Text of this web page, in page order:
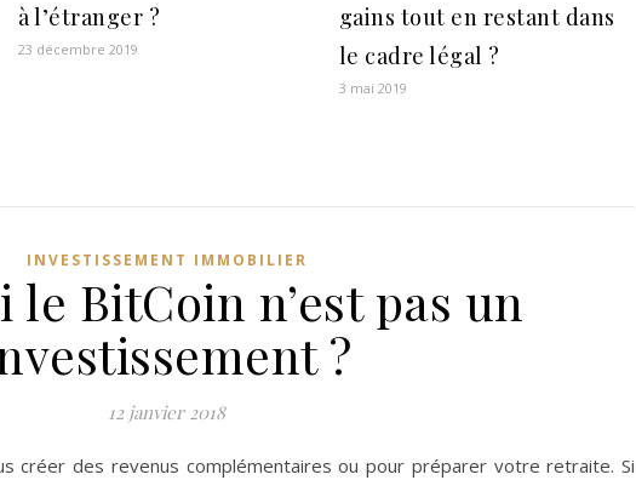
à l’étranger ?
23 décembre 2019
gains tout en restant dans
le cadre légal ?
3 mai 2019
INVESTISSEMENT IMMOBILIER
le BitCoin n’est pas un
?
12 janvier 2018
créer des revenus complémentaires ou pour préparer votre retraite. Si